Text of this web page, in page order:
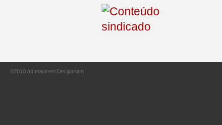
©2010 Ad maiorem Dei gloriam